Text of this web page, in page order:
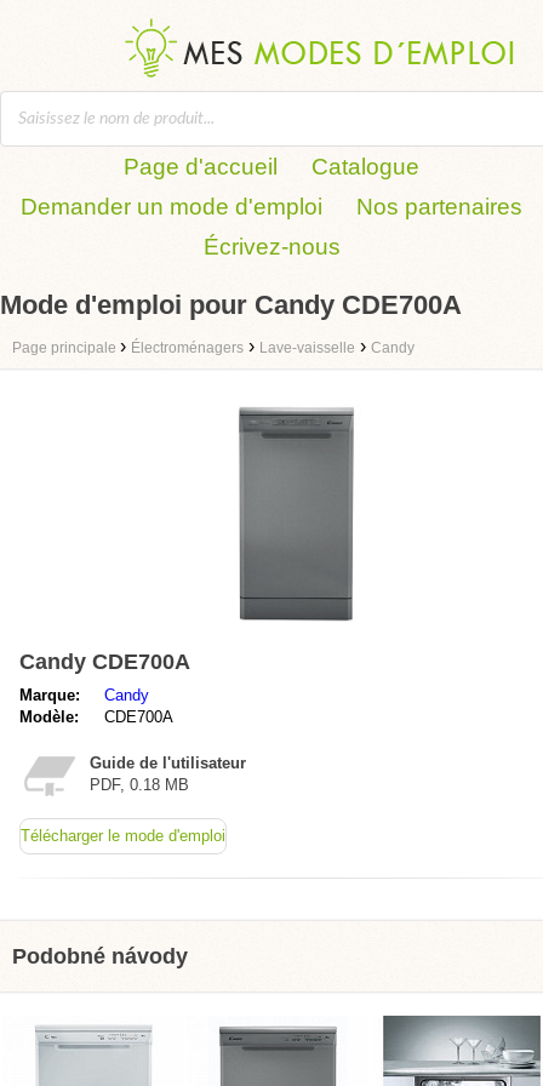
Page d'accueil
Catalogue
Demander un mode d'emploi
Nos partenaires
Écrivez-nous
Mode d'emploi pour Candy CDE700A
Page principale › Électroménagers › Lave-vaisselle › Candy
Candy CDE700A
Marque:
Candy
Modèle:
CDE700A
Guide de l'utilisateur
PDF, 0.18 MB
Télécharger le mode d'emploi
Podobné návody